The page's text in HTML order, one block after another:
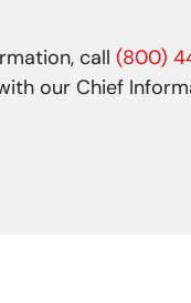
call(800)
our Chief